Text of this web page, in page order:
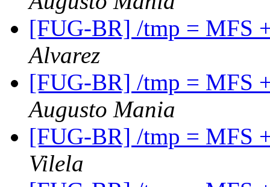
[FUG-BR] /tmp = MFS
Alvarez
[FUG-BR] /tmp = MFS
Augusto Mania
[FUG-BR] /tmp = MFS
Vilela